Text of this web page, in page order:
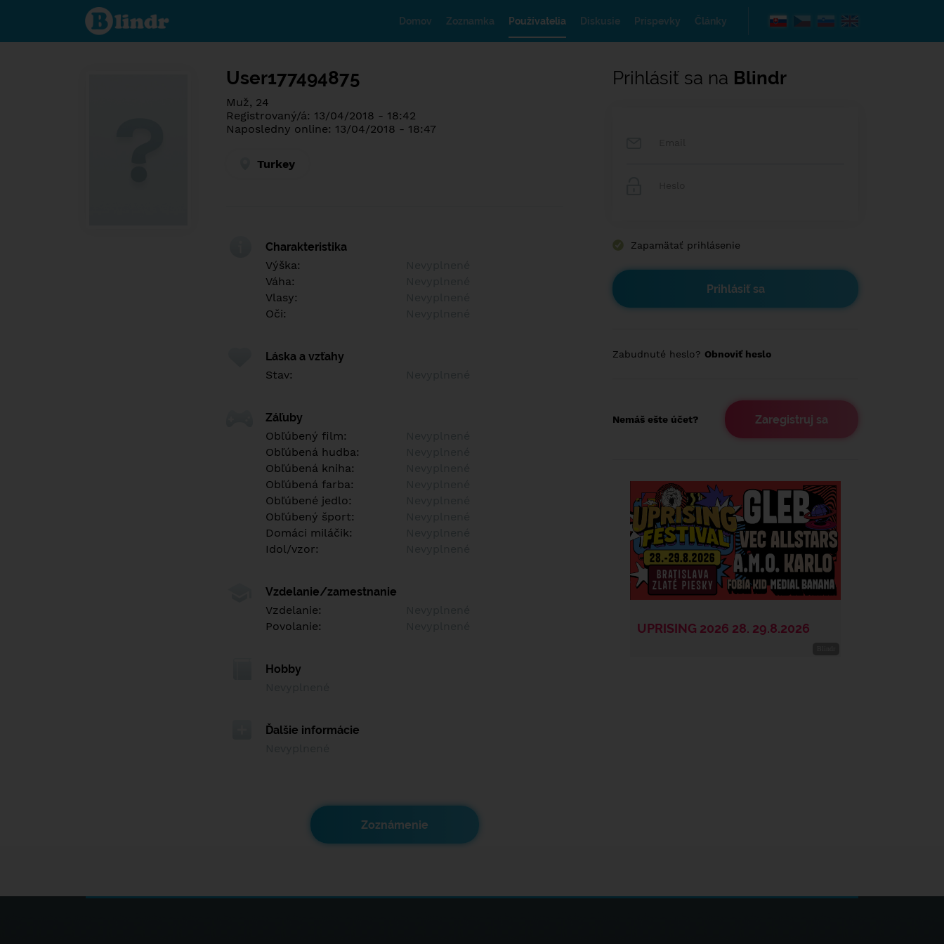
Spoznaj čo je
pod maskou.
Zoznamovacia
Domov Zoznamka Používatelia Diskusie Príspevky Články
User177494875
Muž, 24
Registrovaný/á: 13/04/2018 - 18:42
Naposledny online: 13/04/2018 - 18:47
Turkey
Charakteristika
Výška:
Váha:
Vlasy:
Oči:
Láska a vzťahy
Stav:
Záľuby
Obľúbený film:
Obľúbená hudba:
Obľúbená kniha:
Obľúbená farba:
Obľúbené jedlo:
Obľúbený šport:
Domáci miláčik:
Idol/vzor:
Vzdelanie/zamestnanie
Vzdelanie:
Povolanie:
Hobby
Ďalšie informácie
Zoznámenie
Prihlásiť sa na Blindr
Zapamätať prihlásenie
Zabudnuté heslo? Obnoviť heslo
Nemáš ešte účet? Zaregistruj sa